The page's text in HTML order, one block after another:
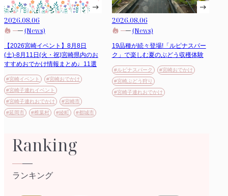
2026.08.06
(News)
【2026宮崎イベント】8月8日
(土)-8月11日(火・祝)宮崎県内のお
すすめおでかけ情報まとめ♩11選
#宮崎イベント
#宮崎おでかけ
#宮崎子連れイベント
#宮崎子連れおでかけ
#宮崎市
#延岡市
#椎葉村 #綾町 #都城市
2026.08.06
(News)
19品種が続々登場!「ルピナスパー
ク」で楽しむ夏のぶどう収穫体験
#ルピナスパーク
#宮崎おでかけ
#宮崎ぶどう狩り
#宮崎子連れおでかけ
Ranking
ランキング